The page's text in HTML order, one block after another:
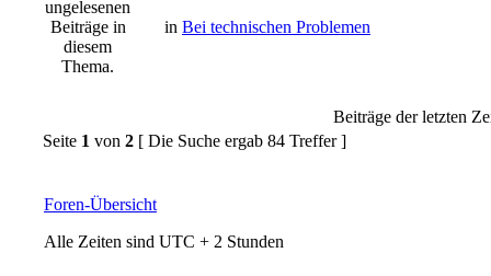
in Bei technischen Problemen
Beiträge der letzten
Seite 1 von 2 [ Die Suche ergab 84 Treffer ]
Foren-Übersicht
Alle Zeiten sind UTC + 2 Stunden